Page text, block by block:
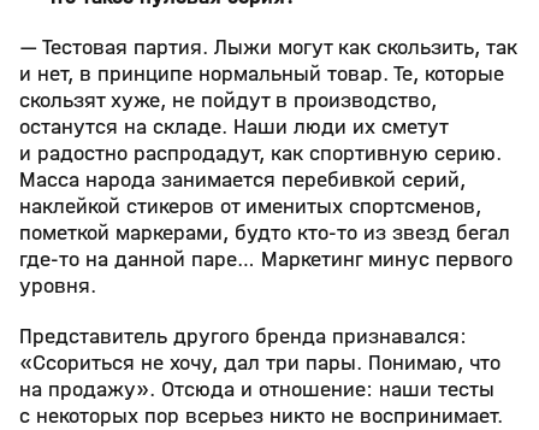
— Тестовая партия. Лыжи могут как скользить, так
и нет, в принципе нормальный товар. Те, которые
скользят хуже, не пойдут в производство,
останутся на складе. Наши люди их сметут
и радостно распродадут, как спортивную серию.
Масса народа занимается перебивкой серий,
наклейкой стикеров от именитых спортсменов,
пометкой маркерами, будто кто-то из звезд бегал
где-то на данной паре… Маркетинг минус первого
уровня.
Представитель другого бренда признавался:
«Ссориться не хочу, дал три пары. Понимаю, что
на продажу». Отсюда и отношение: наши тесты
с некоторых пор всерьез никто не воспринимает.